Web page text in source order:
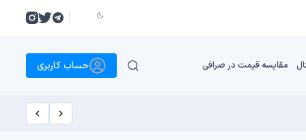
مقایسه قیمت در صرافی حساب کاربری